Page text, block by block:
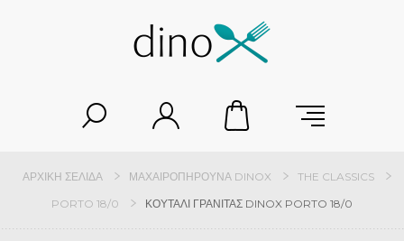
ΑΡΧΙΚΉ ΣΕΛΊΔΑ ΜΑΧΑΙΡΟΠΉΡΟΥΝΑ DINOX
THE CLASSICS
PORTO 18/0
ΚΟΥΤΑΛΙ ΓΡΑΝΙΤΑΣ DINOX PORTO 18/0